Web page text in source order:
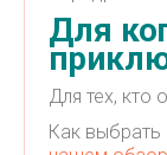
Для
Для тех, кто
Как выбрать